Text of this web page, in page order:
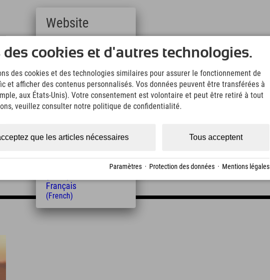
cookies et d'autres technologies.
des cookies et des technologies similaires pour assurer le fonctionnement de
et afficher des contenus personnalisés. Vos données peuvent être transférées à
aux États-Unis). Votre consentement est volontaire et peut être retiré à tout
veuillez consulter notre politique de confidentialité.
Tous acceptent
que les articles nécessaires
Paramètres · Protection des données · Mentions légales
Website
Deutsch
(German)
(English)
Italiano
(Italian)
Čeština
(Polish)
(Hungarian)
Français
(French)